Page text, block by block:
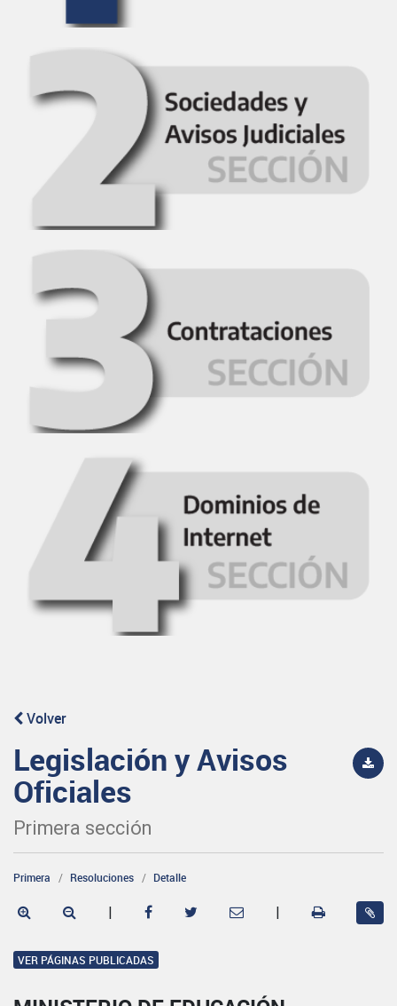
Volver
Legislación y Avisos
Oficiales
Primera sección
Primera Resoluciones Detalle
| |
VER PÁGINAS PUBLICADAS